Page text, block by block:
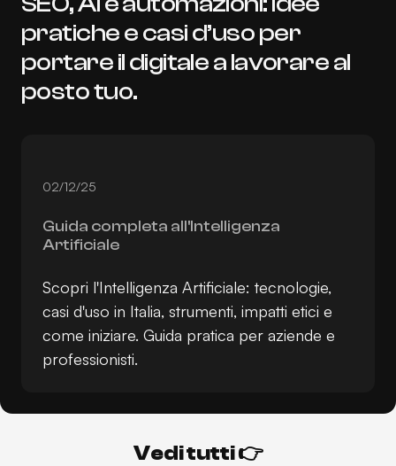
pratiche e casi d’uso per
portare il digitale a lavorare al
posto tuo.
02/12/25
Guida completa all'Intelligenza
Artificiale
Scopri l'Intelligenza Artificiale: tecnologie,
casi d'uso in Italia, strumenti, impatti etici e
come iniziare. Guida pratica per aziende e
professionisti.
Veditutti👉